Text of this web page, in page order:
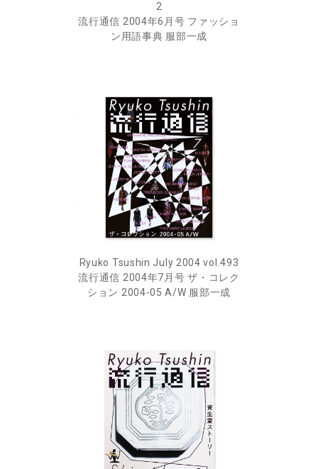
2
流行通信 2004年6月号 ファッショ
ン用語事典 服部一成
Ryuko Tsushin July 2004 vol.493
流行通信 2004年7月号 ザ・コレク
ション 2004-05 A/W 服部一成